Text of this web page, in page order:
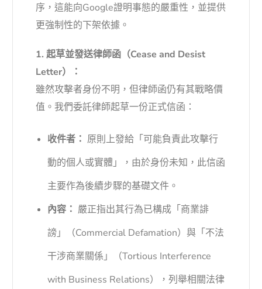
序，這能向Google證明事態的嚴重性，並提供
更強制性的下架依據。
1. 起草並發送律師函（Cease and Desist
Letter）：
雖然攻擊者身份不明，但律師函仍有其戰略價
值。我們委託律師起草一份正式信函：
收件者： 原則上發給「可能負責此攻擊行
動的個人或實體」，由於身份未知，此信函
主要作為後續步驟的基礎文件。
內容： 嚴正指出其行為已構成「商業誹
謗」（Commercial Defamation）與「不法
干涉商業關係」（Tortious Interference
with Business Relations），列舉相關法律